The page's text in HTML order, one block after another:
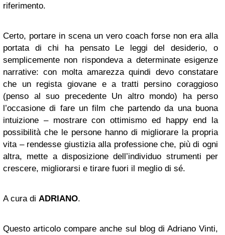
riferimento.
Certo, portare in scena un vero coach forse non era alla
portata di chi ha pensato Le leggi del desiderio, o
semplicemente non rispondeva a determinate esigenze
narrative: con molta amarezza quindi devo constatare
che un regista giovane e a tratti persino coraggioso
(penso al suo precedente Un altro mondo) ha perso
l’occasione di fare un film che partendo da una buona
intuizione – mostrare con ottimismo ed happy end la
possibilità che le persone hanno di migliorare la propria
vita – rendesse giustizia alla professione che, più di ogni
altra, mette a disposizione dell’individuo strumenti per
crescere, migliorarsi e tirare fuori il meglio di sé.
A cura di ADRIANO.
Questo articolo compare anche sul blog di Adriano Vinti,